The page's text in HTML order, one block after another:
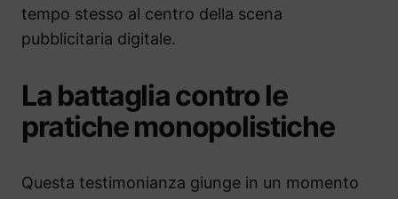
tempo stesso al centro della scena
pubblicitaria digitale.
La battaglia contro le
pratiche monopolistiche
Questa testimonianza giunge in un momento